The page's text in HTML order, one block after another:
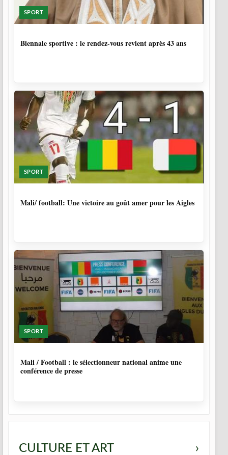
SPORT
Biennale sportive : le rendez-vous revient après 43 ans
SPORT
Mali/ football: Une victoire au goût amer pour les Aigles
SPORT
Mali / Football : le sélectionneur national anime une
conférence de presse
CULTURE ET ART ›